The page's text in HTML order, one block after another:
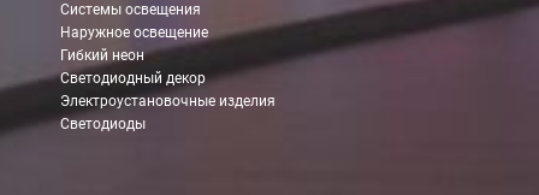
В Москве и МО (за МКАД)
При заказе от 7000 руб. стоимость доставки равна 30 руб.
При заказе менее 7000 руб. стоимость доставки 750 руб. +
Системы освещения
Наружное освещение
Гибкий неон
Светодиодный декор
Электроустановочные изделия
Светодиоды